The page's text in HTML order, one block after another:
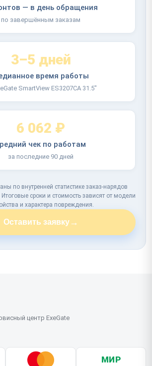
— в день обращения
по завершённым заказам
3–5 дней
время работы
SmartView ES3207CA 31.5"
6 062 ₽
чек по работам
за последние 90 дней
по внутренней статистике заказ-нарядов
Итоговые сроки и стоимость зависят от модели
и характера повреждения.
Оставить заявку→
центр ExeGate
МИР